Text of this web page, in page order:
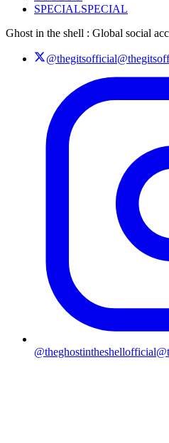
SPECIALSPECIAL
Ghost in the shell : Global social
@thegitsofficial
@theghostintheshellofficial